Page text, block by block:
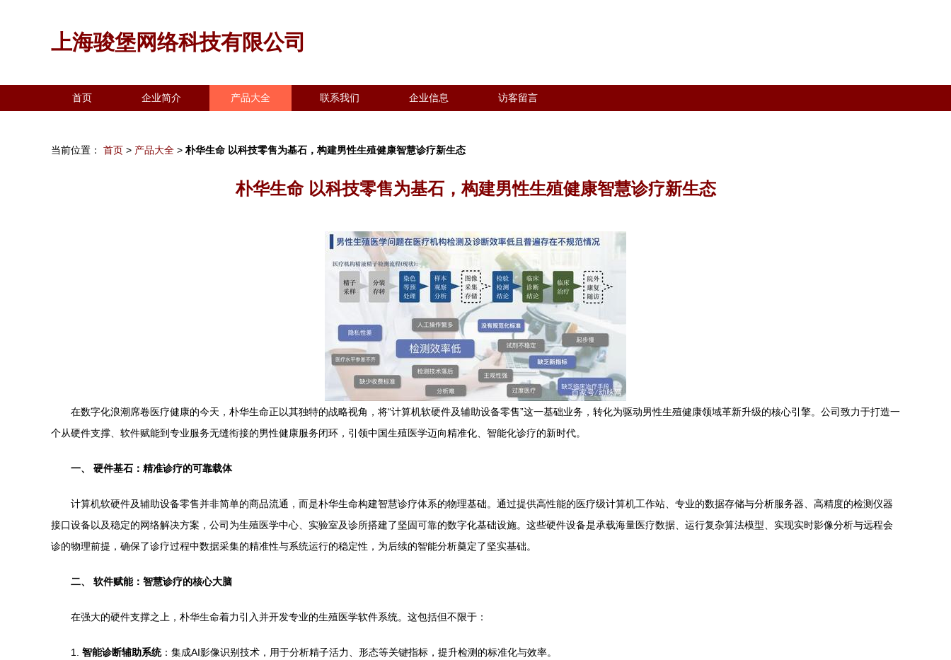
上海骏堡网络科技有限公司
首页 企业简介 产品大全 联系我们 企业信息 访客留言
当前位置： 首页 > 产品大全 > 朴华生命 以科技零售为基石，构建男性生殖健康智慧诊疗新生态
朴华生命 以科技零售为基石，构建男性生殖健康智慧诊疗新生态
在数字化浪潮席卷医疗健康的今天，朴华生命正以其独特的战略视角，将“计算机软硬件及辅助设备零售”这一基础业务，转化为驱动男性生殖健康领域革新升级的核心引擎。公司致力于打造一
个从硬件支撑、软件赋能到专业服务无缝衔接的男性健康服务闭环，引领中国生殖医学迈向精准化、智能化诊疗的新时代。
一、 硬件基石：精准诊疗的可靠载体
计算机软硬件及辅助设备零售并非简单的商品流通，而是朴华生命构建智慧诊疗体系的物理基础。通过提供高性能的医疗级计算机工作站、专业的数据存储与分析服务器、高精度的检测仪器
接口设备以及稳定的网络解决方案，公司为生殖医学中心、实验室及诊所搭建了坚固可靠的数字化基础设施。这些硬件设备是承载海量医疗数据、运行复杂算法模型、实现实时影像分析与远程会
诊的物理前提，确保了诊疗过程中数据采集的精准性与系统运行的稳定性，为后续的智能分析奠定了坚实基础。
二、 软件赋能：智慧诊疗的核心大脑
在强大的硬件支撑之上，朴华生命着力引入并开发专业的生殖医学软件系统。这包括但不限于：
1. 智能诊断辅助系统：集成AI影像识别技术，用于分析精子活力、形态等关键指标，提升检测的标准化与效率。